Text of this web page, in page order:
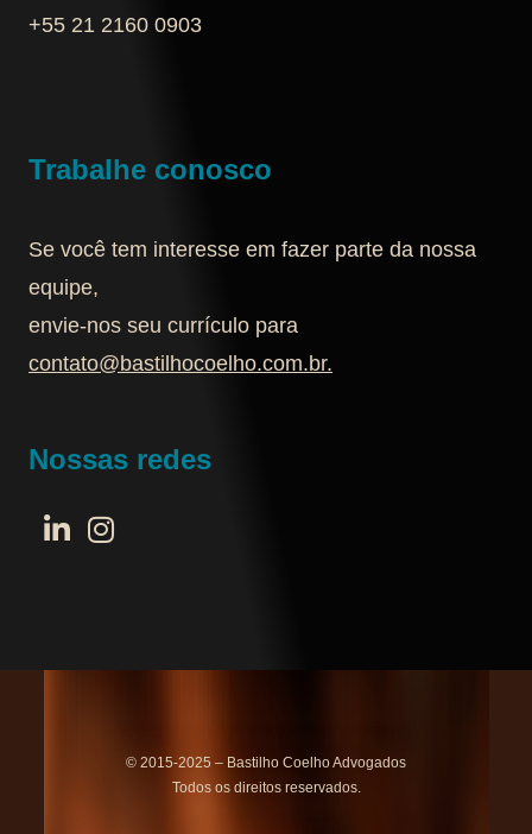
+55 21 2160 0903‬
Trabalhe conosco
Se você tem interesse em fazer parte da nossa
equipe,
envie-nos seu currículo para
contato@bastilhocoelho.com.br.
Nossas redes
© 2015-2025 – Bastilho Coelho Advogados
Todos os direitos reservados.